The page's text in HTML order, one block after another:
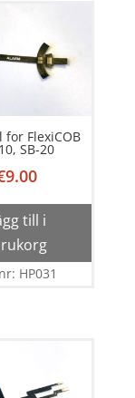
for FlexiCOB
SB-20
9.00
till i
HP031